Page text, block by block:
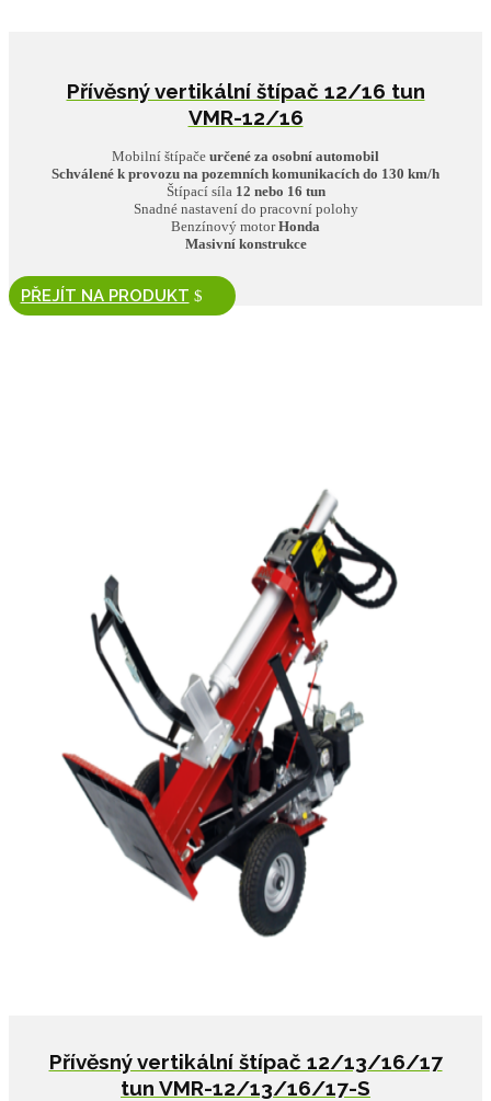
Přívěsný vertikální štípač 12/16 tun
VMR-12/16
Mobilní štípače určené za osobní automobil
Schválené k provozu na pozemních komunikacích do 130 km/h
Štípací síla 12 nebo 16 tun
Snadné nastavení do pracovní polohy
Benzínový motorHonda
Masivní konstrukce
PŘEJÍT NA PRODUKT
Přívěsný vertikální štípač 12/13/16/17
tun VMR-12/13/16/17-S